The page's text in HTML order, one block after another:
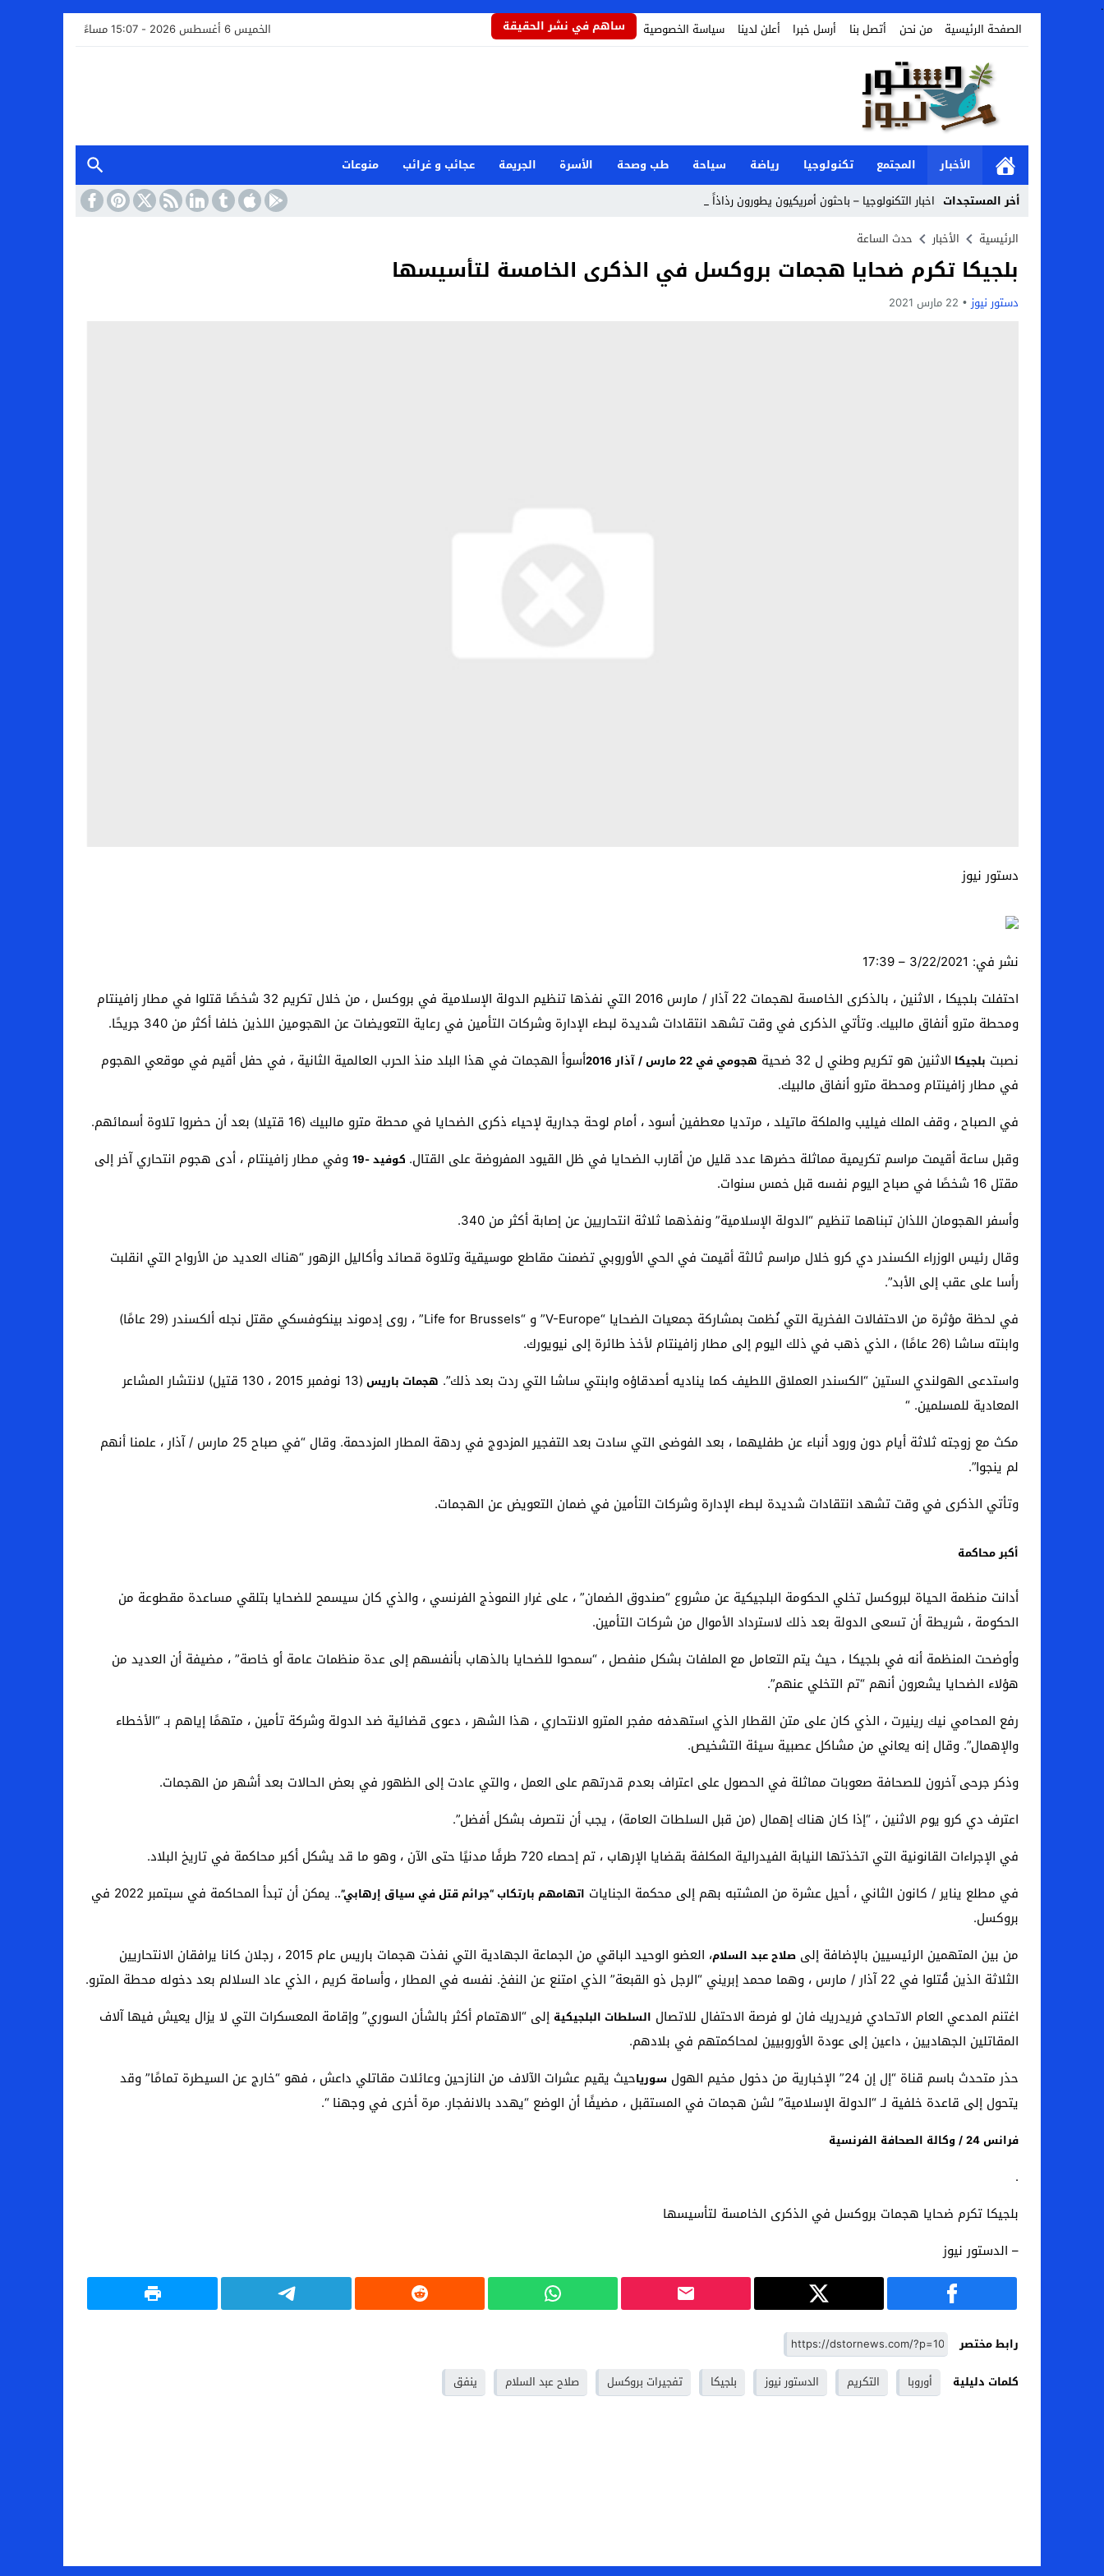
.
الصفحة الرئيسية
من نحن أتصل بنا أرسل خبرا أعلن لدينا سياسة الخصوصية ساهم في نشر الحقيقة الخميس 6 أغسطس 2026 - 15:07 مساءً
الأخبار المجتمع تكنولوجيا رياضة سياحة طب وصحة الأسرة الجريمة عجائب و غرائب
منوعات
أخر المستجدات اخبار التكنولوجيا – باحثون أمريكيون يطورون رذاذاً يحمي الم_
Stop
Previous
Next
الرئيسية الأخبار حدث الساعة
بلجيكا تكرم ضحايا هجمات بروكسل في الذكرى الخامسة لتأسيسها
دستور نيوز 22 مارس 2021
دستور نيوز
نشر في: 3/22/2021 – 17:39
احتفلت بلجيكا ، الاثنين ، بالذكرى الخامسة لهجمات 22 آذار / مارس 2016 التي نفذها تنظيم الدولة الإسلامية في بروكسل ، من خلال تكريم 32 شخصًا قتلوا في مطار زافينتام
ومحطة مترو أنفاق مالبيك. وتأتي الذكرى في وقت تشهد انتقادات شديدة لبطء الإدارة وشركات التأمين في رعاية التعويضات عن الهجومين اللذين خلفا أكثر من 340 جريحًا.
نصبت بلجيكا الاثنين هو تكريم وطني ل 32 ضحية هجومي في 22 مارس / آذار 2016
أسوأ الهجمات في هذا البلد منذ الحرب العالمية الثانية ، في حفل أقيم في موقعي الهجوم
في مطار زافينتام ومحطة مترو أنفاق مالبيك.
في الصباح ، وقف الملك فيليب والملكة ماتيلد ، مرتديا معطفين أسود ، أمام لوحة جدارية لإحياء ذكرى الضحايا في محطة مترو مالبيك (16 قتيلا) بعد أن حضروا تلاوة أسمائهم.
وقبل ساعة أقيمت مراسم تكريمية مماثلة حضرها عدد قليل من أقارب الضحايا في ظل القيود المفروضة على القتال. كوفيد -19 وفي مطار زافينتام ، أدى هجوم انتحاري آخر إلى
مقتل 16 شخصًا في صباح اليوم نفسه قبل خمس سنوات.
وأسفر الهجومان اللذان تبناهما تنظيم “الدولة الإسلامية” ونفذهما ثلاثة انتحاريين عن إصابة أكثر من 340.
وقال رئيس الوزراء الكسندر دي كرو خلال مراسم ثالثة أقيمت في الحي الأوروبي تضمنت مقاطع موسيقية وتلاوة قصائد وأكاليل الزهور “هناك العديد من الأرواح التي انقلبت
رأسا على عقب إلى الأبد”.
في لحظة مؤثرة من الاحتفالات الفخرية التي نُظمت بمشاركة جمعيات الضحايا “V-Europe” و “Life for Brussels” ، روى إدموند بينكوفسكي مقتل نجله ألكسندر (29 عامًا)
وابنته ساشا (26 عامًا) ، الذي ذهب في ذلك اليوم إلى مطار زافينتام لأخذ طائرة إلى نيويورك.
واستدعى الهولندي الستين “الكسندر العملاق اللطيف كما يناديه أصدقاؤه وابنتي ساشا التي ردت بعد ذلك”. هجمات باريس
(13 نوفمبر 2015 ، 130 قتيل) لانتشار المشاعر
المعادية للمسلمين. “
مكث مع زوجته ثلاثة أيام دون ورود أنباء عن طفليهما ، بعد الفوضى التي سادت بعد التفجير المزدوج في ردهة المطار المزدحمة. وقال “في صباح 25 مارس / آذار ، علمنا أنهم
لم ينجوا”.
وتأتي الذكرى في وقت تشهد انتقادات شديدة لبطء الإدارة وشركات التأمين في ضمان التعويض عن الهجمات.
أكبر محاكمة
أدانت منظمة الحياة لبروكسل تخلي الحكومة البلجيكية عن مشروع “صندوق الضمان” ، على غرار النموذج الفرنسي ، والذي كان سيسمح للضحايا بتلقي مساعدة مقطوعة من
الحكومة ، شريطة أن تسعى الدولة بعد ذلك لاسترداد الأموال من شركات التأمين.
وأوضحت المنظمة أنه في بلجيكا ، حيث يتم التعامل مع الملفات بشكل منفصل ، “سمحوا للضحايا بالذهاب بأنفسهم إلى عدة منظمات عامة أو خاصة” ، مضيفة أن العديد من
هؤلاء الضحايا يشعرون أنهم “تم التخلي عنهم”.
رفع المحامي نيك رينيرت ، الذي كان على متن القطار الذي استهدفه مفجر المترو الانتحاري ، هذا الشهر ، دعوى قضائية ضد الدولة وشركة تأمين ، متهمًا إياهم بـ “الأخطاء
والإهمال”. وقال إنه يعاني من مشاكل عصبية سيئة التشخيص.
وذكر جرحى آخرون للصحافة صعوبات مماثلة في الحصول على اعتراف بعدم قدرتهم على العمل ، والتي عادت إلى الظهور في بعض الحالات بعد أشهر من الهجمات.
اعترف دي كرو يوم الاثنين ، “إذا كان هناك إهمال (من قبل السلطات العامة) ، يجب أن نتصرف بشكل أفضل”.
في الإجراءات القانونية التي اتخذتها النيابة الفيدرالية المكلفة بقضايا الإرهاب ، تم إحصاء 720 طرفًا مدنيًا حتى الآن ، وهو ما قد يشكل أكبر محاكمة في تاريخ البلاد.
في مطلع يناير / كانون الثاني ، أحيل عشرة من المشتبه بهم إلى محكمة الجنايات اتهامهم بارتكاب “جرائم قتل في سياق إرهابي”.
. يمكن أن تبدأ المحاكمة في سبتمبر 2022 في
بروكسل.
من بين المتهمين الرئيسيين بالإضافة إلى صلاح عبد السلام
، العضو الوحيد الباقي من الجماعة الجهادية التي نفذت هجمات باريس عام 2015 ، رجلان كانا يرافقان الانتحاريين
الثلاثة الذين قُتلوا في 22 آذار / مارس ، وهما محمد إبريني “الرجل ذو القبعة” الذي امتنع عن النفخ. نفسه في المطار ، وأسامة كريم ، الذي عاد السلالم بعد دخوله محطة المترو.
اغتنم المدعي العام الاتحادي فريدريك فان لو فرصة الاحتفال للاتصال السلطات البلجيكية إلى “الاهتمام أكثر بالشأن السوري” وإقامة المعسكرات التي لا يزال يعيش فيها آلاف
المقاتلين الجهاديين ، داعين إلى عودة الأوروبيين لمحاكمتهم في بلادهم.
حذر متحدث باسم قناة “إل إن 24” الإخبارية من دخول مخيم الهول
سورياحيث يقيم عشرات الآلاف من النازحين وعائلات مقاتلي داعش ، فهو “خارج عن السيطرة تمامًا” وقد
يتحول إلى قاعدة خلفية لـ “الدولة الإسلامية” لشن هجمات في المستقبل ، مضيفًا أن الوضع “يهدد بالانفجار. مرة أخرى في وجهنا “.
فرانس 24 / وكالة الصحافة الفرنسية
.
بلجيكا تكرم ضحايا هجمات بروكسل في الذكرى الخامسة لتأسيسها
– الدستور نيوز
رابط مختصر
كلمات دليلية
أوروبا التكريم الدستور نيوز بلجيكا تفجيرات بروكسل صلاح عبد السلام ينفق